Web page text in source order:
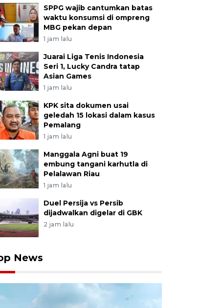
SPPG wajib cantumkan batas
waktu konsumsi di ompreng
MBG pekan depan
1 jam lalu
Juarai Liga Tenis Indonesia
Seri 1, Lucky Candra tatap
Asian Games
1 jam lalu
KPK sita dokumen usai
geledah 15 lokasi dalam kasus
Pemalang
1 jam lalu
Manggala Agni buat 19
embung tangani karhutla di
Pelalawan Riau
1 jam lalu
Duel Persija vs Persib
dijadwalkan digelar di GBK
2 jam lalu
News